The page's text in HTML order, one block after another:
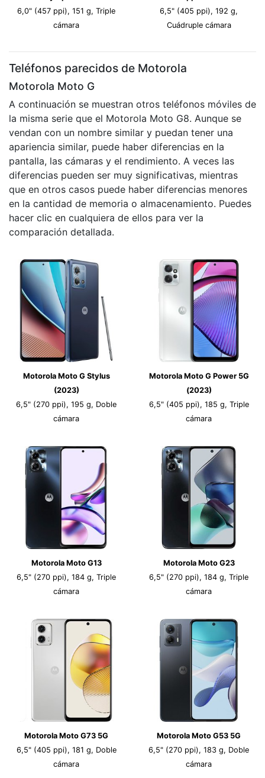
6,0" (457 ppi), 151 g, Triple
cámara
6,5" (405 ppi), 192 g,
Cuádruple cámara
Teléfonos parecidos de Motorola
Motorola Moto G
A continuación se muestran otros teléfonos móviles de
la misma serie que el Motorola Moto G8. Aunque se
vendan con un nombre similar y puedan tener una
apariencia similar, puede haber diferencias en la
pantalla, las cámaras y el rendimiento. A veces las
diferencias pueden ser muy significativas, mientras
que en otros casos puede haber diferencias menores
en la cantidad de memoria o almacenamiento. Puedes
hacer clic en cualquiera de ellos para ver la
comparación detallada.
Motorola Moto G Stylus
(2023)
6,5" (270 ppi), 195 g, Doble
cámara
Motorola Moto G Power 5G
(2023)
6,5" (405 ppi), 185 g, Triple
cámara
Motorola Moto G13
6,5" (270 ppi), 184 g, Triple
cámara
Motorola Moto G23
6,5" (270 ppi), 184 g, Triple
cámara
Motorola Moto G73 5G
6,5" (405 ppi), 181 g, Doble
cámara
Motorola Moto G53 5G
6,5" (270 ppi), 183 g, Doble
cámara